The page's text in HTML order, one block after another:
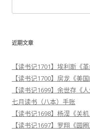
索
近期文章
【读书记1701】埃利斯《
【读书记1700】房龙《美国
【读书记1699】余世存《人
七月读书（八本）手账
【读书记1698】杨淏《关
【读书记1697】罗翔《圆